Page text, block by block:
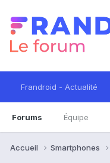
Frandroid - Actualité
Forums Équipe
Accueil Smartphones